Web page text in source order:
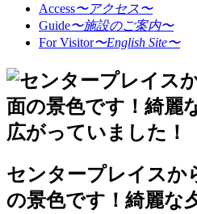
Access〜アクセス〜
Guide〜施設のご案内〜
For Visitor〜English Site〜
センタープレイスか
の景色です！綺麗な